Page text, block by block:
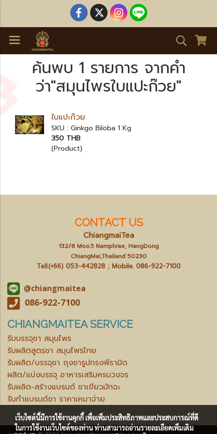
ค้นพบ 1 รายการ จากคำ
ว่า"สมุนไพรใบแปะก๊วย"
ใบแปะก๊วย
SKU : Ginkgo Biloba 1 Kg
350 THB
(Product)
CONTACT US
ChiangmaiTea
132/8 Moo.5 Namphrae, HangDong
ChiangMai,Thailand 50230
Tell.(+66) 053-442828 ; Mobile. 086-922-7100
@chiangmaitea
086-922-7100
CHIANGMAITEA SERVICE
รับบรรจุชา สมุนไพร
รับผลิตสูตรชา สมุนไพรไทย
รับผลิต/บรรจุชา ถุงชารูปทรงพีรามิด
ผลิต/แบ่งบรรจุ อาหารเสริมครบวงจร
รับผลิต-สร้างแบรนด์ ชาเขียวมัทฉะ
รับทำแบรนด์ชา ราคาเหมาจ่าย
เว็บไซต์นี้มีการใช้งานคุกกี้ เพื่อเพิ่มประสิทธิภาพและประสบการณ์ที่ดี
ในการใช้งานเว็บไซต์ของท่าน ท่านสามารถอ่านรายละเอียดเพิ่มเติม